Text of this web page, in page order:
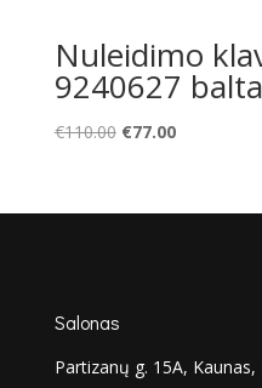
Nuleidimo
9240627
€110.00 Original
€110.00.
€77.00Current
€77.00.
Salonas
Partizanų g. 15A, Kaunas,